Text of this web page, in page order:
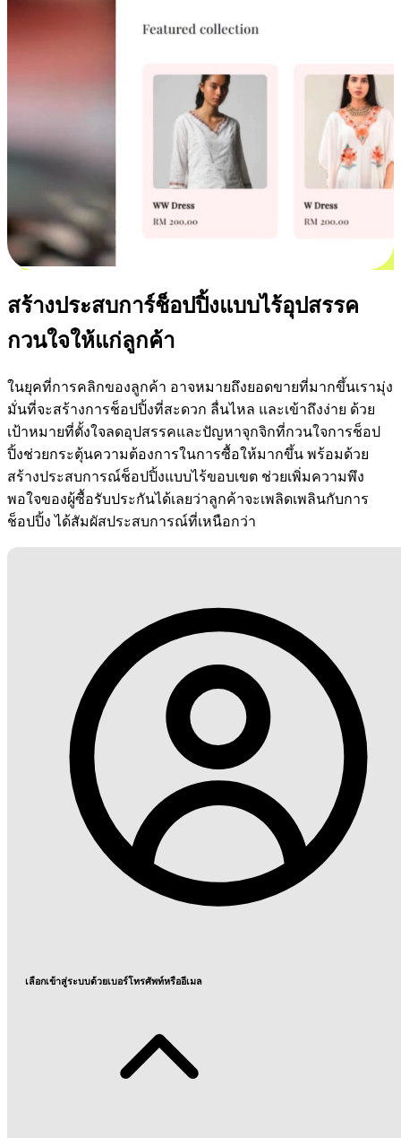
สร้างประสบการ์ช็อปปิ้งแบบไร้อุปสรรค
กวนใจให้แก่ลูกค้า
ในยุคที่การคลิกของลูกค้า อาจหมายถึงยอดขายที่มากขึ้นเรามุ่ง
มั่นที่จะสร้างการช็อปปิ้งที่สะดวก ลื่นไหล และเข้าถึงง่าย ด้วย
เป้าหมายที่ตั้งใจลดอุปสรรคและปัญหาจุกจิกที่กวนใจการช็อป
ปิ้งช่วยกระตุ้นความต้องการในการซื้อให้มากขึ้น พร้อมด้วย
สร้างประสบการณ์ช็อปปิ้งแบบไร้ขอบเขต ช่วยเพิ่มความพึง
พอใจของผู้ซื้อรับประกันได้เลยว่าลูกค้าจะเพลิดเพลินกับการ
ช็อปปิ้ง ได้สัมผัสประสบการณ์ที่เหนือกว่า
เลือกเข้าสู่ระบบด้วยเบอร์โทรศัพท์หรืออีเมล